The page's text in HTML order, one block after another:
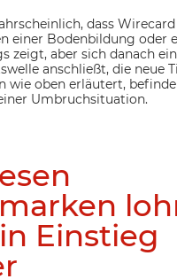
dass
einer Bodenbildung oder
zeigt, aber sich danach
anschließt, die neue
wie oben erläutert,
Umbruchsituation.
Einstieg